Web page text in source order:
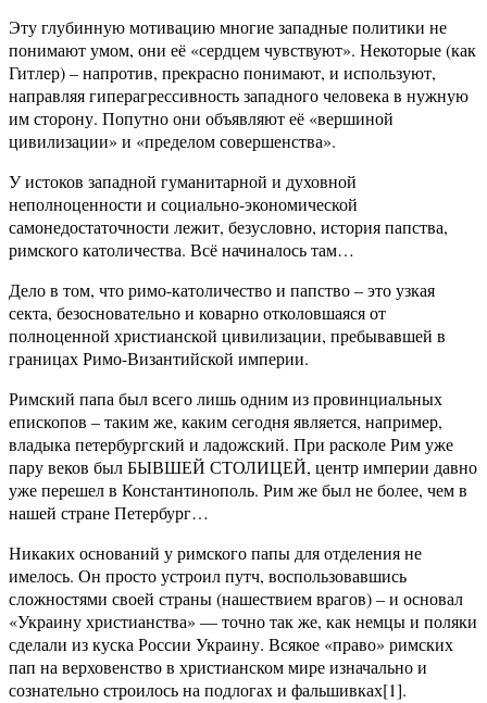
Эту глубинную мотивацию многие западные политики не
понимают умом, они её «сердцем чувствуют». Некоторые (как
Гитлер) – напротив, прекрасно понимают, и используют,
направляя гиперагрессивность западного человека в нужную
им сторону. Попутно они объявляют её «вершиной
цивилизации» и «пределом совершенства».
У истоков западной гуманитарной и духовной
неполноценности и социально-экономической
самонедостаточности лежит, безусловно, история папства,
римского католичества. Всё начиналось там…
Дело в том, что римо-католичество и папство – это узкая
секта, безосновательно и коварно отколовшаяся от
полноценной христианской цивилизации, пребывавшей в
границах Римо-Византийской империи.
Римский папа был всего лишь одним из провинциальных
епископов – таким же, каким сегодня является, например,
владыка петербургский и ладожский. При расколе Рим уже
пару веков был БЫВШЕЙ СТОЛИЦЕЙ, центр империи давно
уже перешел в Константинополь. Рим же был не более, чем в
нашей стране Петербург…
Никаких оснований у римского папы для отделения не
имелось. Он просто устроил путч, воспользовавшись
сложностями своей страны (нашествием врагов) – и основал
«Украину христианства» — точно так же, как немцы и поляки
сделали из куска России Украину. Всякое «право» римских
пап на верховенство в христианском мире изначально и
сознательно строилось на подлогах и фальшивках[1].